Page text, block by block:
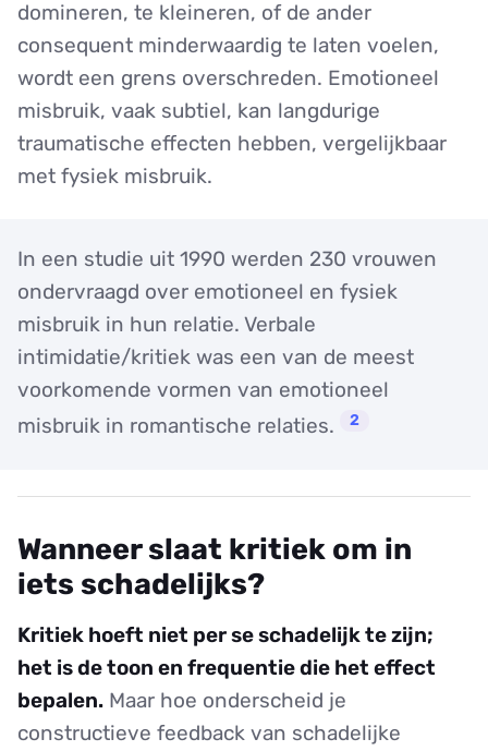
domineren, te kleineren, of de ander
consequent minderwaardig te laten voelen,
wordt een grens overschreden. Emotioneel
misbruik, vaak subtiel, kan langdurige
traumatische effecten hebben, vergelijkbaar
met fysiek misbruik.
In een studie uit 1990 werden 230 vrouwen
ondervraagd over emotioneel en fysiek
misbruik in hun relatie. Verbale
intimidatie/kritiek was een van de meest
voorkomende vormen van emotioneel
misbruik in romantische relaties.
2
Wanneer slaat kritiek om in
iets schadelijks?
Kritiek hoeft niet per se schadelijk te zijn;
het is de toon en frequentie die het effect
bepalen. Maar hoe onderscheid je
constructieve feedback van schadelijke